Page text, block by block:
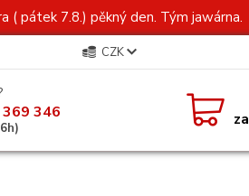
( pátek 7.8.) pěkný den. Tým jawárna.
CZK
346 za